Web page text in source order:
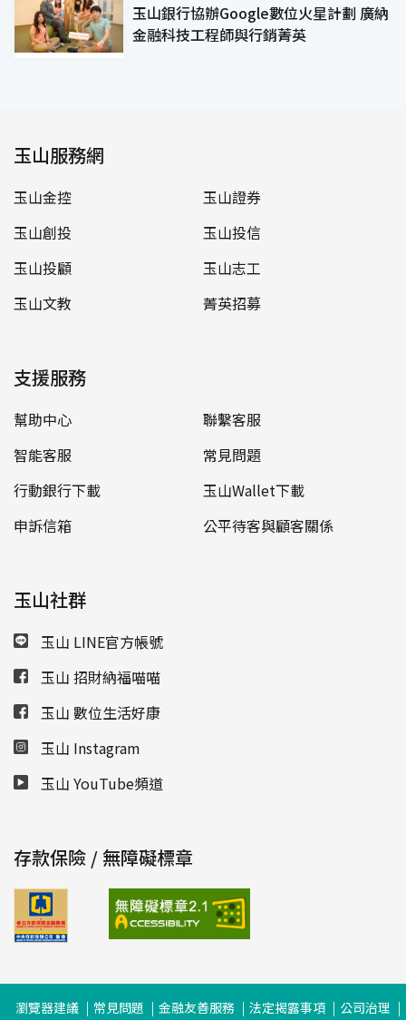
玉山銀行協辦Google數位火星計劃 廣納
金融科技工程師與行銷菁英
玉山服務網
玉山金控
玉山證券
玉山創投
玉山投信
玉山投顧
玉山志工
玉山文教
菁英招募
支援服務
幫助中心
聯繫客服
智能客服
常見問題
行動銀行下載
玉山Wallet下載
申訴信箱
公平待客與顧客關係
玉山社群
玉山 LINE官方帳號
玉山 招財納福喵喵
玉山 數位生活好康
玉山 Instagram
玉山 YouTube頻道
存款保險 / 無障礙標章
瀏覽器建議 常見問題 金融友善服務 法定揭露事項 公司治理